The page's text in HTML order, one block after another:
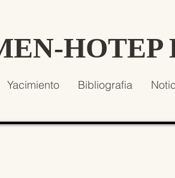
HOTEP
Yacimiento Bibliografia